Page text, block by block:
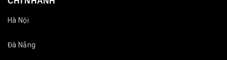
Hà Nội
Đà Nẵng